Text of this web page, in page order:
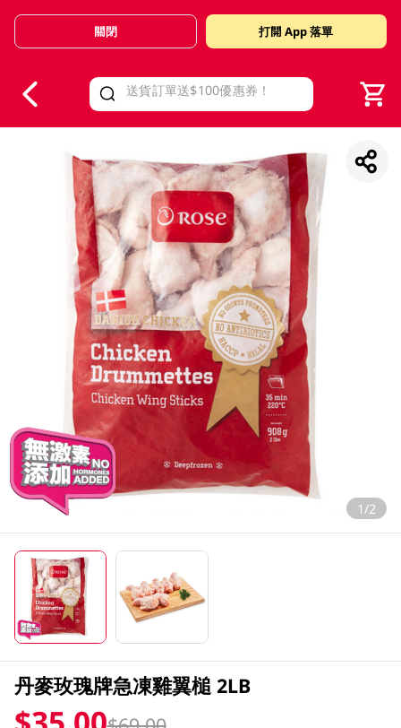
Valid Until 30 June 2026
關閉 打開 App 落單
1/2
丹麥玫瑰牌急凍雞翼槌 2LB